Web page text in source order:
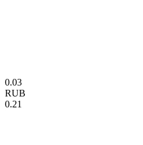
0.03
RUB
0.21